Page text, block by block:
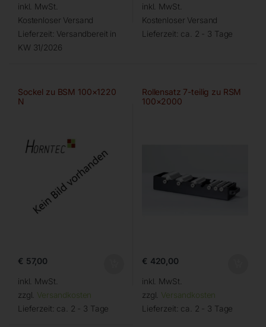
inkl. MwSt.
Kostenloser Versand
Lieferzeit: Versandbereit in
KW 31/2026
inkl. MwSt.
Kostenloser Versand
Lieferzeit: ca. 2 - 3 Tage
Sockel zu BSM 100×1220
N
€ 57,00
inkl. MwSt.
zzgl. Versandkosten
Lieferzeit: ca. 2 - 3 Tage
Rollensatz 7-teilig zu RSM
100×2000
€ 420,00
inkl. MwSt.
zzgl. Versandkosten
Lieferzeit: ca. 2 - 3 Tage